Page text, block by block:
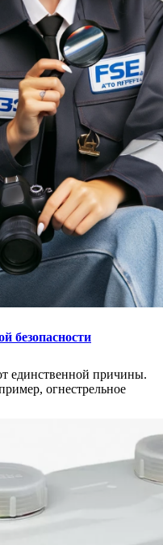
безопасности
единственной причины.
огнестрельное